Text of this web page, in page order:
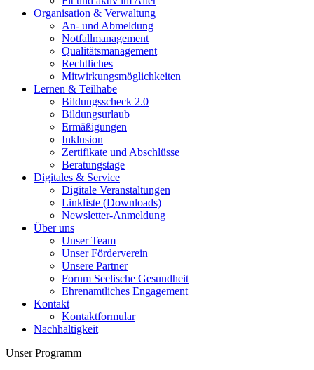
Organisation & Verwaltung
An- und Abmeldung
Notfallmanagement
Qualitätsmanagement
Rechtliches
Mitwirkungsmöglichkeiten
Lernen & Teilhabe
Bildungsscheck 2.0
Bildungsurlaub
Ermäßigungen
Inklusion
Zertifikate und Abschlüsse
Beratungstage
Digitales & Service
Digitale Veranstaltungen
Linkliste (Downloads)
Newsletter-Anmeldung
Über uns
Unser Team
Unser Förderverein
Unsere Partner
Forum Seelische Gesundheit
Ehrenamtliches Engagement
Kontakt
Kontaktformular
Nachhaltigkeit
Unser Programm